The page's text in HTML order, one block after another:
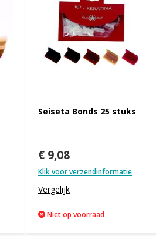
Seiseta Bonds 25 stuks
€ 9,08
Klik voor verzendinformatie
Vergelijk
Niet op voorraad